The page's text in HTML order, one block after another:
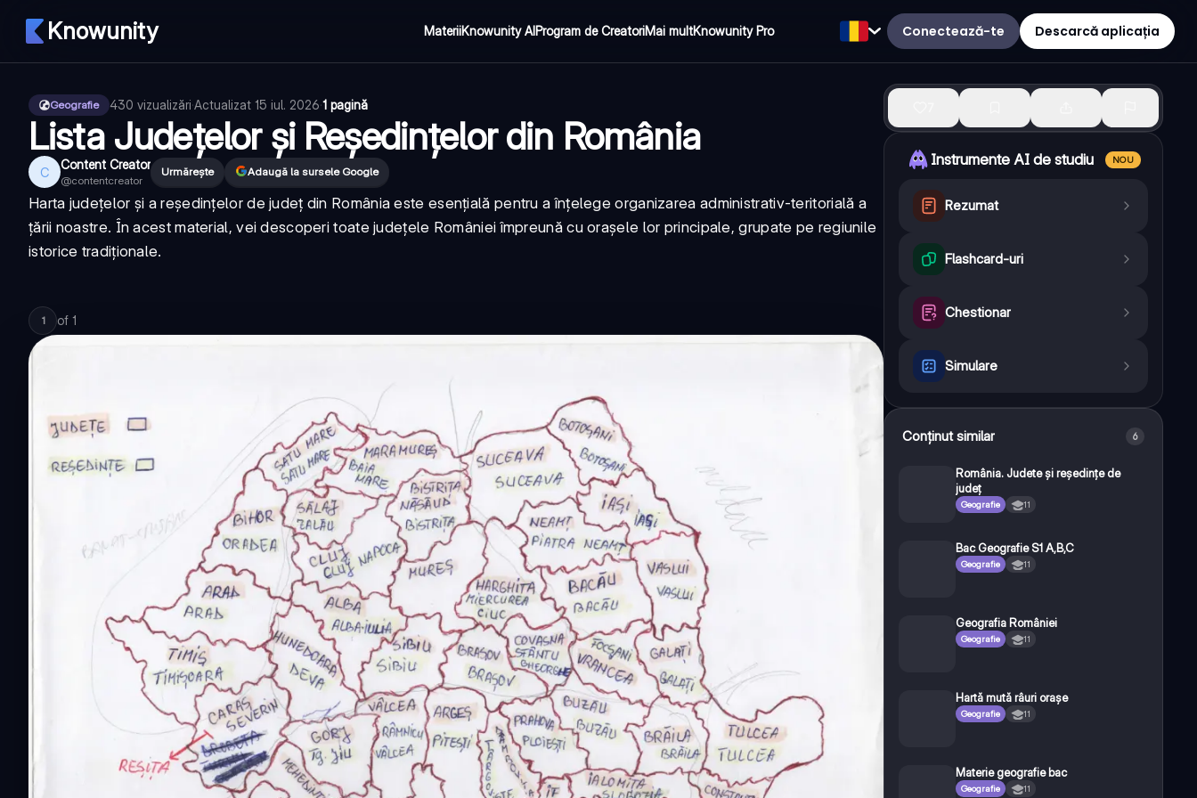
Knowunity MateriiKnowunity AIProgram de CreatoriMai multKnowunity Pro Conectează-te Descarcă aplicația
Geografie 430 vizualizări·Actualizat 15 iul. 2026·1 pagină
Lista Județelor și Reședințelor din România
C Content Creator
@contentcreator
Urmărește Adaugă la sursele Google
Harta județelor și a reședințelor de județ din România este esențială pentru a înțelege organizarea administrativ-teritorială a
țării noastre. În acest material, vei descoperi toate județele României împreună cu orașele lor principale, grupate pe regiunile
istorice tradiționale.
1 of 1
Instrumente AI de studiu NOU
Rezumat
Flashcard-uri
Chestionar
Simulare
Conținut similar 6
România. Judete și reședințe de
județ
Geografie 11
Bac Geografie S1 A,B,C
Geografie 11
Geografia României
Geografie 11
Hartă mută râuri orașe
Geografie 11
Materie geografie bac
Geografie 11